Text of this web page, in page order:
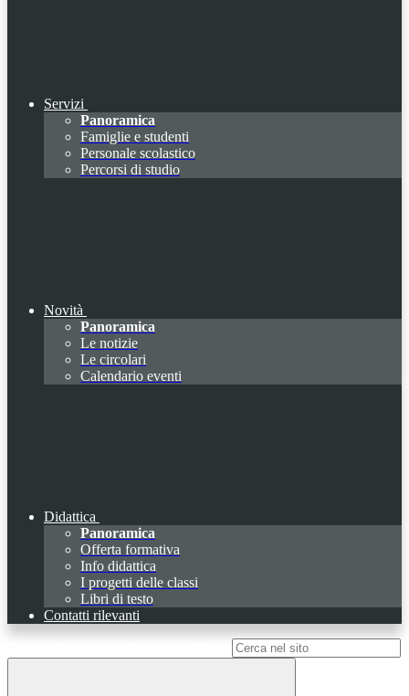
Servizi
Panoramica
Famiglie e studenti
Personale scolastico
Percorsi di studio
Novità
Panoramica
Le notizie
Le circolari
Calendario eventi
Didattica
Panoramica
Offerta formativa
Info didattica
I progetti delle classi
Libri di testo
Contatti rilevanti